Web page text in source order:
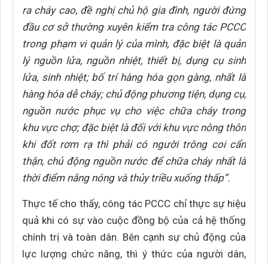
ra cháy cao, đề nghị chủ hộ gia đình, người đứng
đầu cơ sở thường xuyên kiểm tra công tác PCCC
trong phạm vi quản lý của mình, đặc biệt là quản
lý nguồn lửa, nguồn nhiệt, thiết bị, dụng cụ sinh
lửa, sinh nhiệt; bố trí hàng hóa gọn gàng, nhất là
hàng hóa dễ cháy; chủ động phương tiện, dụng cụ,
nguồn nước phục vụ cho việc chữa cháy trong
khu vực chợ; đặc biệt là đối với khu vực nông thôn
khi đốt rơm rạ thì phải có người trông coi cẩn
thận, chủ động nguồn nước để chữa cháy nhất là
thời điểm nắng nóng và thủy triều xuống thấp”.
Thực tế cho thấy, công tác PCCC chỉ thực sự hiệu
quả khi có sự vào cuộc đồng bộ của cả hệ thống
chính trị và toàn dân. Bên cạnh sự chủ động của
lực lượng chức năng, thì ý thức của người dân,